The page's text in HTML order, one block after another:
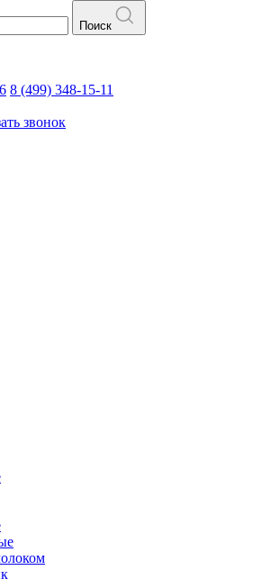
Поиск
8 (499) 348-15-11
звонок